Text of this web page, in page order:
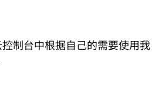
制台中根据自己的需要使用我